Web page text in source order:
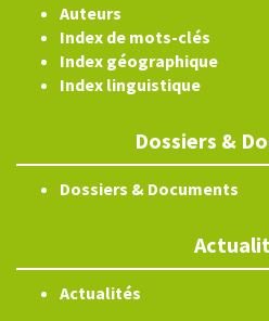
Auteurs
Index de mots-clés
Index géographique
Index linguistique
Dossiers &
Dossiers & Documents
Actualités